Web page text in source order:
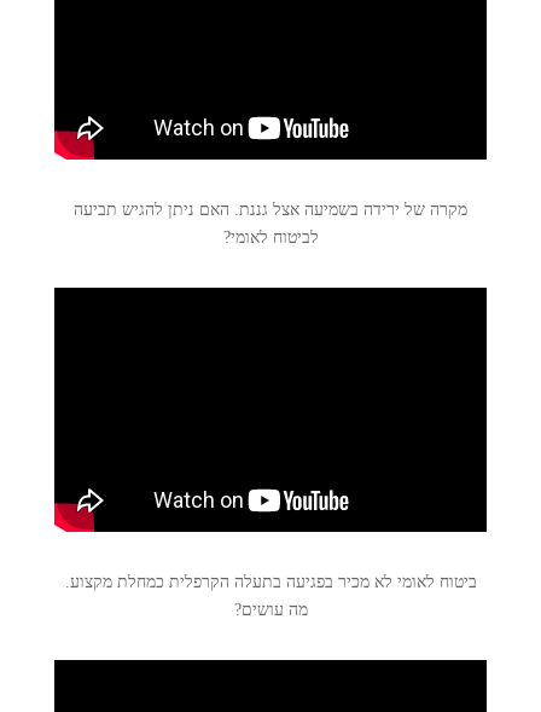
מקרה של ירידה בשמיעה אצל גננת. האם ניתן להגיש תביעה
לביטוח לאומי?
ביטוח לאומי לא מכיר בפגיעה בתעלה הקרפלית כמחלת מקצוע.
מה עושים?